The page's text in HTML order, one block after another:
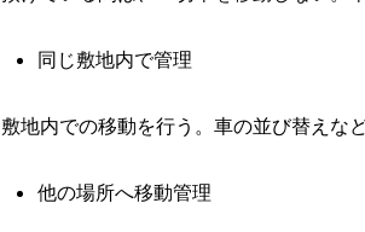
同じ敷地内で管理
敷地内での移動を行う。車の並び替えな
他の場所へ移動管理